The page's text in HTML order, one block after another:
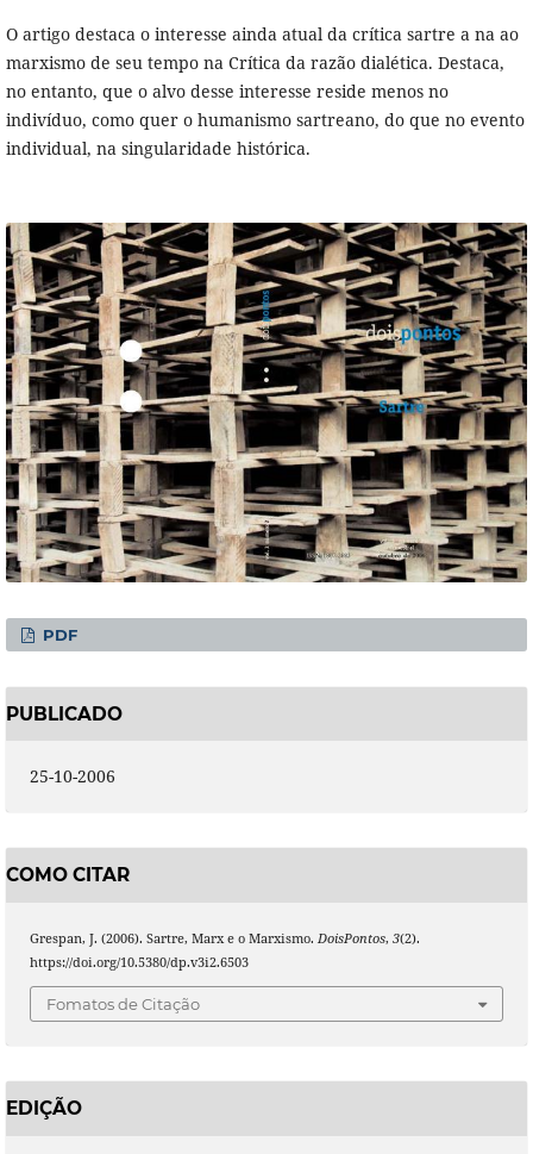
O artigo destaca o interesse ainda atual da crítica sartre a na ao
marxismo de seu tempo na Crítica da razão dialética. Destaca,
no entanto, que o alvo desse interesse reside menos no
indivíduo, como quer o humanismo sartreano, do que no evento
individual, na singularidade histórica.
PDF
PUBLICADO
25-10-2006
COMO CITAR
Grespan, J. (2006). Sartre, Marx e o Marxismo. DoisPontos, 3(2).
https://doi.org/10.5380/dp.v3i2.6503
Fomatos de Citação
EDIÇÃO